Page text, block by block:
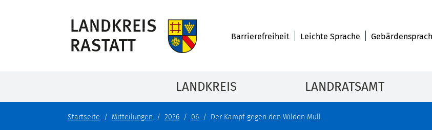
Barrierefreiheit Leichte Sprache
LANDKREIS LANDRATSAMT
Startseite Mitteilungen 2026 06 Der Kampf gegen den Wilden Müll